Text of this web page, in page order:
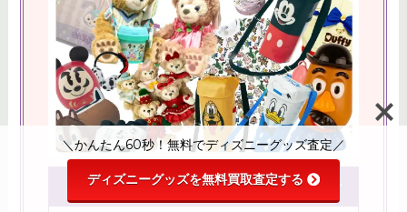
【期間限定】4/30までのキャンペーン
＼かんたん60秒！無料でディズニーグッズ査定／
ディズニーグッズを無料買取査定する